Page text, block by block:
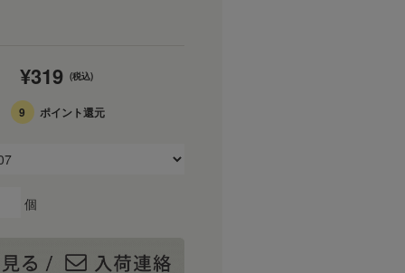
¥319 (税込)
9 ポイント還元
個